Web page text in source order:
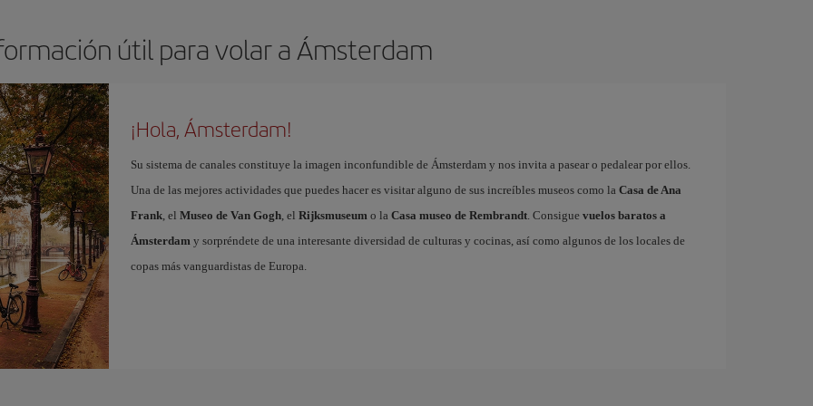
útil para volar a Ámsterdam
¡Hola, Ámsterdam!
Su sistema de canales constituye la imagen inconfundible de Ámsterdam y nos invita a pasear o pedalear por ellos.
Una de las mejores actividades que puedes hacer es visitar alguno de sus increíbles museos como la Casa de Ana
Frank, el Museo de Van Gogh, el Rijksmuseumo la Casa museo de Rembrandt. Consigue vuelos baratos a
Ámsterdamy sorpréndete de una interesante diversidad de culturas y cocinas, así como algunos de los locales de
copas más vanguardistas de Europa.